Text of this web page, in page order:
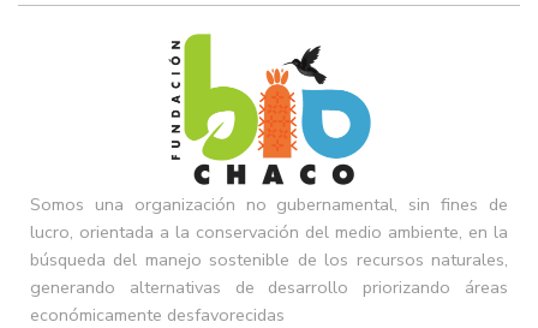
Somos una organización no gubernamental, sin fines de
lucro, orientada a la conservación del medio ambiente, en la
búsqueda del manejo sostenible de los recursos naturales,
generando alternativas de desarrollo priorizando áreas
económicamente desfavorecidas